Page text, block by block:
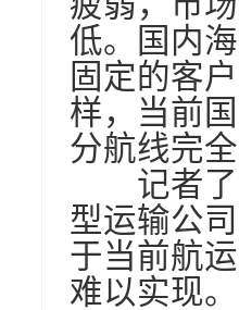
低。国内
固定的客
样，当前
分航线完
记者了
型运输公
于当前航
难以实现